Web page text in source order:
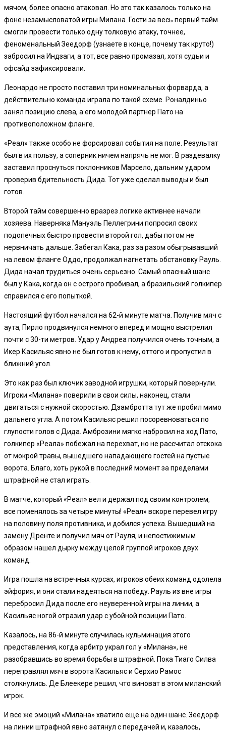
мячом, более опасно атаковал. Но это так казалось только на
фоне незамысловатой игры Милана. Гости за весь первый тайм
смогли провести только одну толковую атаку, точнее,
феноменальный Зеедорф (узнаете в конце, почему так круто!)
забросил на Индзаги, а тот, все равно промазал, хотя судьи и
офсайд зафиксировали.
Леонардо не просто поставил три номинальных форварда, а
действительно команда играла по такой схеме. Роналдиньо
занял позицию слева, а его молодой партнер Пато на
противоположном фланге.
«Реал» также особо не форсировал события на поле. Результат
был в их пользу, а соперник ничем напрячь не мог. В раздевалку
заставил проснуться поклонников Марсело, дальним ударом
проверив бдительность Дида. Тот уже сделал выводы и был
готов.
Второй тайм совершенно вразрез логике активнее начали
хозяева. Наверняка Мануэль Пеллегрини попросил своих
подопечных быстро провести второй гол, дабы потом не
нервничать дальше. Забегал Кака, раз за разом обыгрывавший
на левом фланге Оддо, продолжал нагнетать обстановку Рауль.
Дида начал трудиться очень серьезно. Самый опасный шанс
был у Кака, когда он с острого пробивал, а бразильский голкипер
справился с его попыткой.
Настоящий футбол начался на 62-й минуте матча. Получив мяч с
аута, Пирло продвинулся немного вперед и мощно выстрелил
почти с 30-ти метров. Удар у Андреа получился очень точным, а
Икер Касильяс явно не был готов к нему, оттого и пропустил в
ближний угол.
Это как раз был ключик заводной игрушки, который повернули.
Игроки «Милана» поверили в свои силы, наконец, стали
двигаться с нужной скоростью. Дзамбротта тут же пробил мимо
дальнего угла. А потом Касильяс решил посоревноваться по
глупости голов с Дида. Амброзини мягко набросил на ход Пато,
голкипер «Реала» побежал на перехват, но не рассчитал отскока
от мокрой травы, вышедшего нападающего гостей на пустые
ворота. Благо, хоть рукой в последний момент за пределами
штрафной не стал играть.
В матче, который «Реал» вел и держал под своим контролем,
все поменялось за четыре минуты! «Реал» вскоре перевел игру
на половину поля противника, и добился успеха. Вышедший на
замену Дренте и получил мяч от Рауля, и непостижимым
образом нашел дырку между целой группой игроков двух
команд.
Игра пошла на встречных курсах, игроков обеих команд одолела
эйфория, и они стали надеяться на победу. Рауль из вне игры
перебросил Дида после его неуверенной игры на линии, а
Касильяс ногой отразил удар с убойной позиции Пато.
Казалось, на 86-й минуте случилась кульминация этого
представления, когда арбитр украл гол у «Милана», не
разобравшись во время борьбы в штрафной. Пока Тиаго Силва
переправлял мяч в ворота Касильяс и Серхио Рамос
столкнулись. Де Блеекере решил, что виноват в этом миланский
игрок.
И все же эмоций «Милана» хватило еще на один шанс. Зеедорф
на линии штрафной явно затянул с передачей и, казалось,